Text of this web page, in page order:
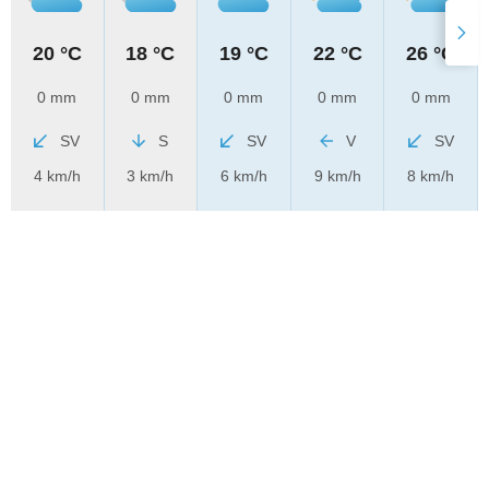
20 °C
0 mm
SV
4 km/h
18 °C
0 mm
S
3 km/h
19 °C
0 mm
SV
6 km/h
22 °C
0 mm
V
9 km/h
26 °C
0 mm
SV
8 km/h